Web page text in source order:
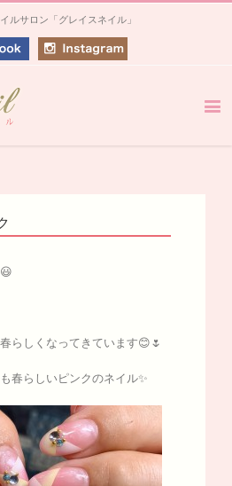
ルサロン「グレイスネイル」
らしくなってきています😊🌷
春らしいピンクのネイル✨